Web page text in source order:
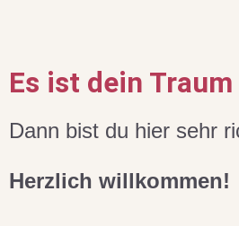
Es ist dein
Dann bist du hier sehr
Herzlich willkommen!